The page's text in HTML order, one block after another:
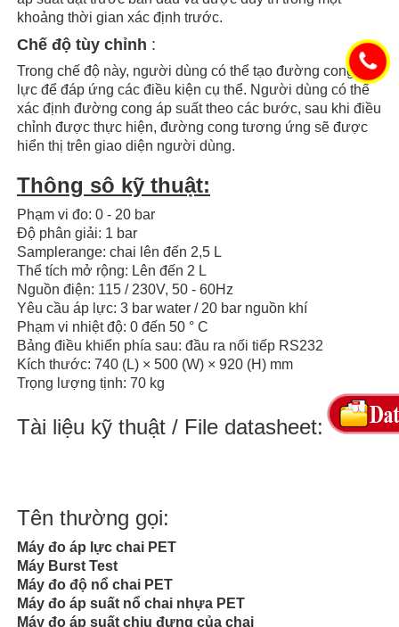
khoảng thời gian xác định trước.
Chế độ tùy chỉnh :
Trong chế độ này, người dùng có thể tạo đường cong áp
lực để đáp ứng các điều kiện cụ thể. Người dùng có thể
xác định đường cong áp suất theo các bước, sau khi điều
chỉnh được thực hiện, đường cong tương ứng sẽ được
hiển thị trên giao diện người dùng.
Thông sô kỹ thuật:
Phạm vi đo: 0 - 20 bar
Độ phân giải: 1 bar
Samplerange: chai lên đến 2,5 L
Thể tích mở rộng: Lên đến 2 L
Nguồn điện: 115 / 230V, 50 - 60Hz
Yêu cầu áp lực: 3 bar water / 20 bar nguồn khí
Phạm vi nhiệt độ: 0 đến 50 ° C
Bảng điều khiển phía sau: đầu ra nối tiếp RS232
Kích thước: 740 (L) × 500 (W) × 920 (H) mm
Trọng lượng tịnh: 70 kg
Tài liệu kỹ thuật / File datasheet:
Tên thường gọi:
Máy đo áp lực chai PET
Máy Burst Test
Máy đo độ nổ chai PET
Máy đo áp suất nổ chai nhựa PET
Máy đo áp suất chịu đựng của chai